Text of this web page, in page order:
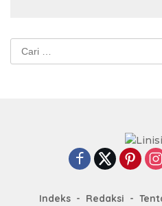
Cari
untuk:
Indeks Redaksi